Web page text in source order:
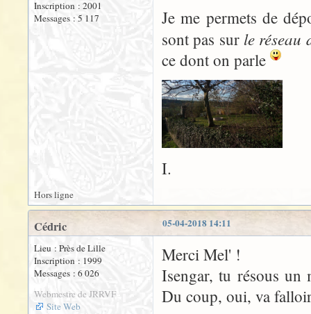
Inscription : 2001
Messages : 5 117
Je me permets de
sont pas sur le réseau
ce dont on parle
I.
Hors ligne
05-04-2018 14:11
Cédric
Lieu : Près de Lille
Inscription : 1999
Messages : 6 026
Webmestre de JRRVF
Site Web
Merci Mel' !
Isengar, tu résous un
Du coup, oui, va